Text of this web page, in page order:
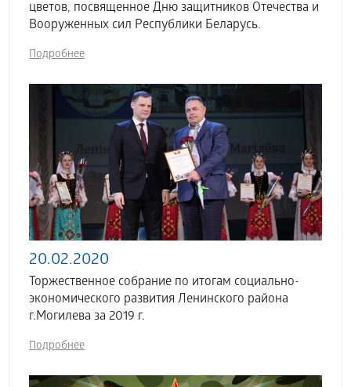
цветов, посвященное Дню защитников Отечества и
Вооруженных сил Республики Беларусь.
Подробнее
20.02.2020
Торжественное собрание по итогам социально-
экономического развития Ленинского района
г.Могилева за 2019 г.
Подробнее